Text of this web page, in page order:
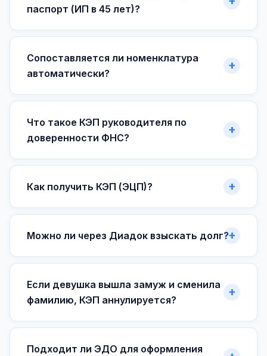
паспорт (ИП в 45 лет)?
Сопоставляется ли номенклатура
автоматически?
Что такое КЭП руководителя по
доверенности ФНС?
Как получить КЭП (ЭЦП)?
Можно ли через Диадок взыскать долг?
Если девушка вышла замуж и сменила
фамилию, КЭП аннулируется?
Подходит ли ЭДО для оформления